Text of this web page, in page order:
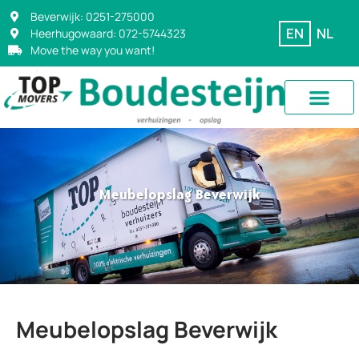
Beverwijk: 0251-275000
Heerhugowaard: 072-5744323
Move the way you want!
EN NL
Meubelopslag Beverwijk
Meubelopslag Beverwijk